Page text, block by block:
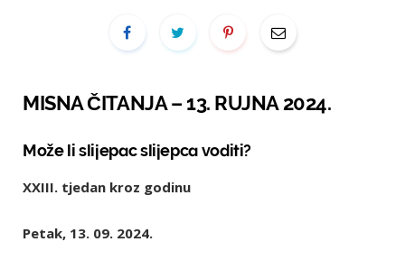
MISNA ČITANJA – 13. RUJNA 2024.
Može li slijepac slijepca voditi?
XXIII. tjedan kroz godinu
Petak, 13. 09. 2024.